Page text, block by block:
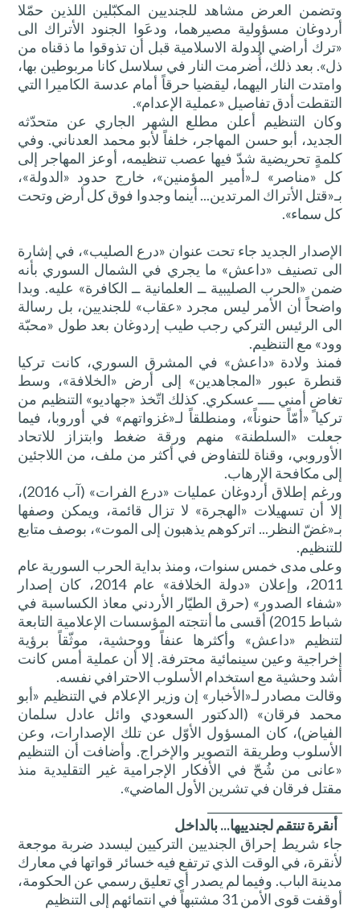
وتضمن العرض مشاهد للجنديين المكبّلين اللذين حمّلا
أردوغان مسؤولية مصيرهما، ودعَوا الجنود الأتراك الى
«ترك أراضي الدولة الاسلامية قبل أن تذوقوا ما ذقناه من
ذل». بعد ذلك، أُضرمت النار في سلاسل كانا مربوطين بها،
وامتدت النار اليهما، ليقضيا حرقاً أمام عدسة الكاميرا التي
التقطت أدق تفاصيل «عملية الإعدام».
وكان التنظيم أعلن مطلع الشهر الجاري عن متحدّثه
الجديد، أبو حسن المهاجر، خلفاً لأبو محمد العدناني. وفي
كلمةٍ تحريضية شدّ فيها عصب تنظيمه، أوعز المهاجر إلى
كل «مناصر» لـ«أمير المؤمنين»، خارج حدود «الدولة»،
بـ«قتل الأتراك المرتدين... أينما وجدوا فوق كل أرض وتحت
كل سماء».
الإصدار الجديد جاء تحت عنوان «درع الصليب»، في إشارة
الى تصنيف «داعش» ما يجري في الشمال السوري بأنه
ضمن «الحرب الصليبية ــ العلمانية ــ الكافرة» عليه. وبدا
واضحاً أن الأمر ليس مجرد «عقاب» للجنديين، بل رسالة
الى الرئيس التركي رجب طيب إردوغان بعد طول «محبّة
وود» مع التنظيم.
فمنذ ولادة «داعش» في المشرق السوري، كانت تركيا
قنطرة عبور «المجاهدين» إلى أرض «الخلافة»، وسط
تغاضٍ أمني ــــ عسكري. كذلك اتّخذ «جهاديو» التنظيم من
تركيا «أمّاً حنوناً»، ومنطلقاً لـ«غزواتهم» في أوروبا، فيما
جعلت «السلطنة» منهم ورقة ضغط وابتزاز للاتحاد
الأوروبي، وقناة للتفاوض في أكثر من ملف، من اللاجئين
إلى مكافحة الإرهاب.
ورغم إطلاق أردوغان عمليات «درع الفرات» (آب 2016)،
إلا أن تسهيلات «الهجرة» لا تزال قائمة، ويمكن وصفها
بـ«غضّ النظر... اتركوهم يذهبون إلى الموت»، بوصف متابع
للتنظيم.
وعلى مدى خمس سنوات، ومنذ بداية الحرب السورية عام
2011، وإعلان «دولة الخلافة» عام 2014، كان إصدار
«شفاء الصدور» (حرق الطيّار الأردني معاذ الكساسبة في
شباط 2015) أقسى ما أنتجته المؤسسات الإعلامية التابعة
لتنظيم «داعش» وأكثرها عنفاً ووحشية، موثّقاً برؤية
إخراجية وعين سينمائية محترفة. إلا أن عملية أمس كانت
أشد وحشية مع استخدام الأسلوب الاحترافي نفسه.
وقالت مصادر لـ«الأخبار» إن وزير الإعلام في التنظيم «أبو
محمد فرقان» (الدكتور السعودي وائل عادل سلمان
الفياض)، كان المسؤول الأوّل عن تلك الإصدارات، وعن
الأسلوب وطريقة التصوير والإخراج. وأضافت أن التنظيم
«عانى من شُحّ في الأفكار الإجرامية غير التقليدية منذ
مقتل فرقان في تشرين الأول الماضي».
أنقرة تنتقم لجندييها... بالداخل
جاء شريط إحراق الجنديين التركيين ليسدد ضربة موجعة
لأنقرة، في الوقت الذي ترتفع فيه خسائر قواتها في معارك
مدينة الباب. وفيما لم يصدر أي تعليق رسمي عن الحكومة،
أوقفت قوى الأمن 31 مشتبهاً في انتمائهم إلى التنظيم